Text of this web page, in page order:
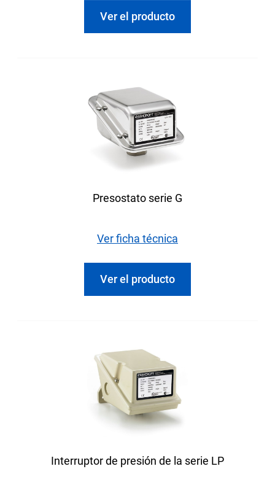
Ver el producto
Presostato serie G
Ver ficha técnica
Ver el producto
Interruptor de presión de la serie LP